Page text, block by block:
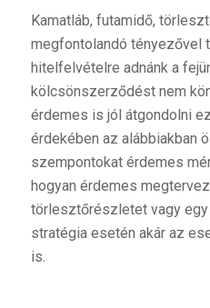
Kamatláb, futamidő,
megfontolandó tényezővel
hitelfelvételre adnánk a
kölcsönszerződést nem
érdemes is jól átgondolni
érdekében az alábbiakban
szempontokat érdemes
hogyan érdemes
törlesztőrészletet vagy
stratégia esetén akár az
is.